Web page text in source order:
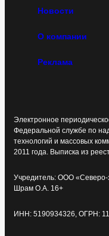
Новости
О компании
Реклама
Электронное
Федеральной службе по
технологий и массовых
2011 года. Выписка из
Учредитель: ООО «Северо-
Шрам О.А. 16+
ИНН: 5190934326, ОГРН: